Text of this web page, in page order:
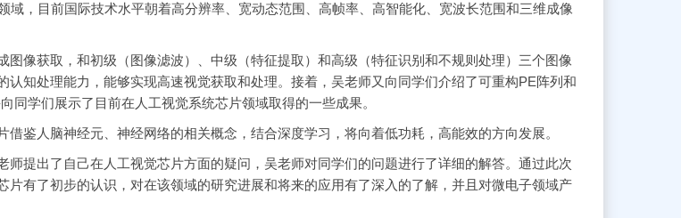
域，目前国际技术水平朝着高分辨率、宽动态范围、高帧率、高智能化、宽波长范围和三维成像
像获取，和初级（图像滤波）、中级（特征提取）和高级（特征识别和不规则处理）三个图像
认知处理能力，能够实现高速视觉获取和处理。接着，吴老师又向同学们介绍了可重构PE阵列和
同学们展示了目前在人工视觉系统芯片领域取得的一些成果。
鉴人脑神经元、神经网络的相关概念，结合深度学习，将向着低功耗，高能效的方向发展。
提出了自己在人工视觉芯片方面的疑问，吴老师对同学们的问题进行了详细的解答。通过此次
片有了初步的认识，对在该领域的研究进展和将来的应用有了深入的了解，并且对微电子领域产